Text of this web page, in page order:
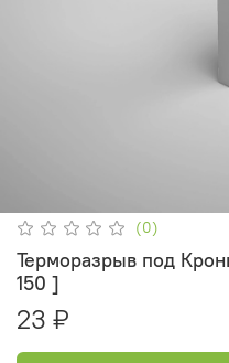
(0)
Терморазрыв под
150 ]
23 ₽